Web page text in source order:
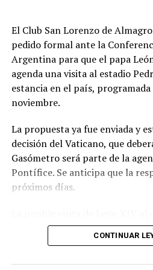
El Club San Lorenzo de
pedido formal ante la
Argentina para que el papa
agenda una visita al estadio
estancia en el país,
noviembre.
La propuesta ya fue enviada y
decisión del Vaticano, que
Gasómetro será parte de la
Pontífice. Se anticipa que la
próximos días.
significado simbólico para San
histórico vínculo entre la
CONTINUAR